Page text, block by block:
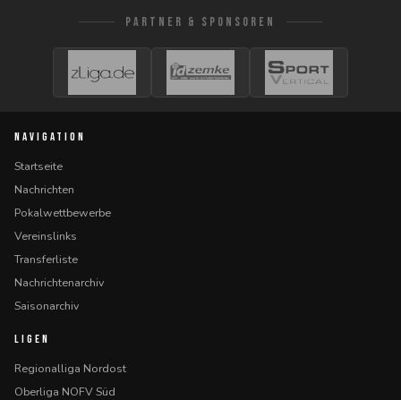
PARTNER & SPONSOREN
NAVIGATION
Startseite
Nachrichten
Pokalwettbewerbe
Vereinslinks
Transferliste
Nachrichtenarchiv
Saisonarchiv
LIGEN
Regionalliga Nordost
Oberliga NOFV Süd